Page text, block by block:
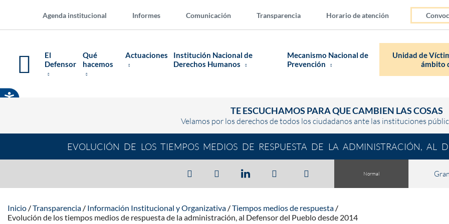
Agenda institucional Informes Comunicación Transparencia Horario de atención
El
Defensor
Qué
hacemos
Actuaciones
Institución Nacional de
Derechos Humanos
Mecanismo Nacional de
Prevención
Unidad de
ámbito
TE ESCUCHAMOS PARA QUE CAMBIEN LAS COSAS
Velamos por los derechos de todos los ciudadanos ante las instituciones
EVOLUCIÓN DE LOS TIEMPOS MEDIOS DE RESPUESTA DE LA ADMINISTRACIÓN, AL
Normal
Inicio Transparencia Información Institucional y Organizativa
Tiempos medios de respuesta
Evolución de los tiempos medios de respuesta de la administración, al Defensor del Pueblo desde 2014